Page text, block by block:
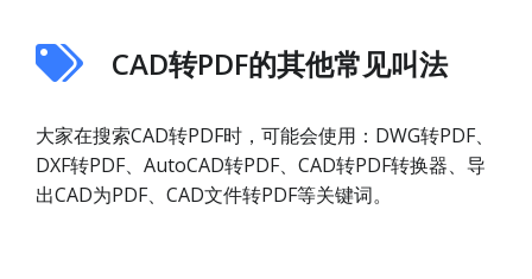
CAD转PDF的其他常见叫法
大家在搜索CAD转PDF时，可能会使用：DWG转PDF、
DXF转PDF、AutoCAD转PDF、CAD转PDF转换器、导
出CAD为PDF、CAD文件转PDF等关键词。